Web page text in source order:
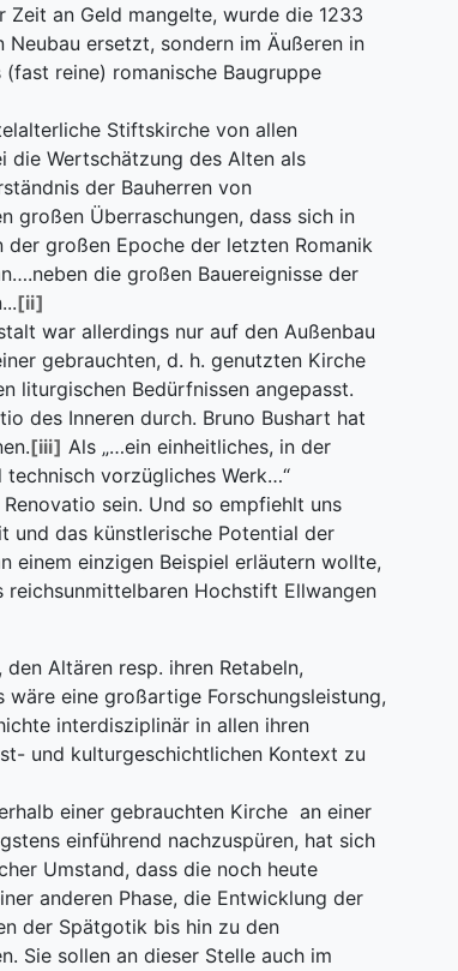
Zeit an Geld mangelte, wurde die 1233
ersetzt, sondern im Äußeren in
reine) romanische Baugruppe
Stiftskirche von allen
die Wertschätzung des Alten als
der Bauherren von
großen Überraschungen, dass sich in
großen Epoche der letzten Romanik
die großen Bauereignisse der
[ii]
war allerdings nur auf den Außenbau
gebrauchten, d. h. genutzten Kirche
liturgischen Bedürfnissen angepasst.
des Inneren durch. Bruno Bushart hat
[iii] Als „…ein einheitliches, in der
technisch vorzügliches Werk…“
sein. Und so empfiehlt uns
und das künstlerische Potential der
einem einzigen Beispiel erläutern wollte,
Hochstift Ellwangen
Altären resp. ihren Retabeln,
eine großartige Forschungsleistung,
interdisziplinär in allen ihren
und kulturgeschichtlichen Kontext zu
einer gebrauchten Kirche an einer
einführend nachzuspüren, hat sich
Umstand, dass die noch heute
anderen Phase, die Entwicklung der
der Spätgotik bis hin zu den
Sie sollen an dieser Stelle auch im